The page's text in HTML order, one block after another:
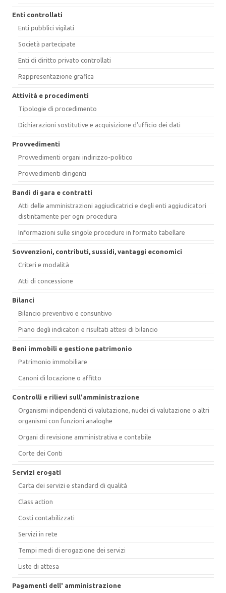
Enti controllati
Enti pubblici vigilati
Società partecipate
Enti di diritto privato controllati
Rappresentazione grafica
Attività e procedimenti
Tipologie di procedimento
Dichiarazioni sostitutive e acquisizione d'ufficio dei dati
Provvedimenti
Provvedimenti organi indirizzo-politico
Provvedimenti dirigenti
Bandi di gara e contratti
Atti delle amministrazioni aggiudicatrici e degli enti aggiudicatori
distintamente per ogni procedura
Informazioni sulle singole procedure in formato tabellare
Sovvenzioni, contributi, sussidi, vantaggi economici
Criteri e modalità
Atti di concessione
Bilanci
Bilancio preventivo e consuntivo
Piano degli indicatori e risultati attesi di bilancio
Beni immobili e gestione patrimonio
Patrimonio immobiliare
Canoni di locazione o affitto
Controlli e rilievi sull'amministrazione
Organismi indipendenti di valutazione, nuclei di valutazione o altri
organismi con funzioni analoghe
Organi di revisione amministrativa e contabile
Corte dei Conti
Servizi erogati
Carta dei servizi e standard di qualità
Class action
Costi contabilizzati
Servizi in rete
Tempi medi di erogazione dei servizi
Liste di attesa
Pagamenti dell' amministrazione